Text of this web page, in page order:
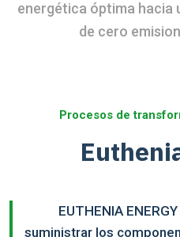
energética óptima hacia
de cero
Procesos de
EUTHENIA
suministrar los